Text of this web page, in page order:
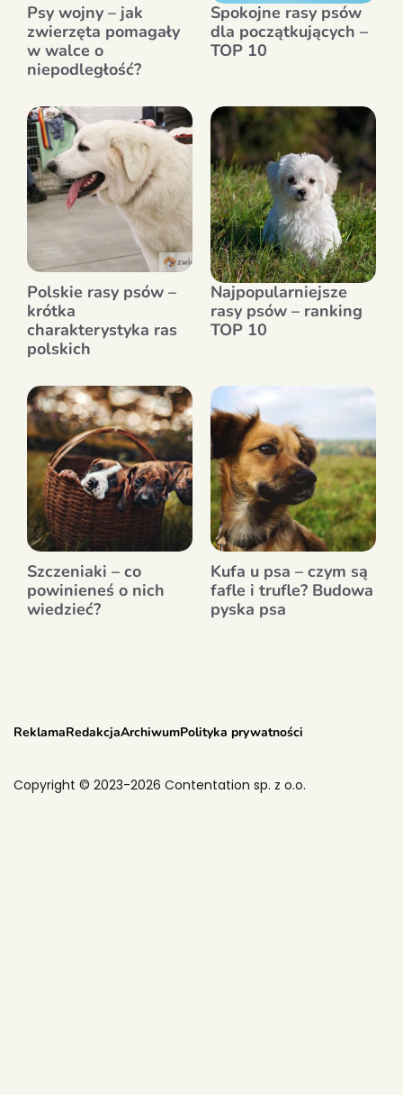
Psy wojny – jak
zwierzęta pomagały
w walce o
niepodległość?
Spokojne rasy psów
dla początkujących –
TOP 10
Polskie rasy psów –
krótka
charakterystyka ras
polskich
Najpopularniejsze
rasy psów – ranking
TOP 10
Szczeniaki – co
powinieneś o nich
wiedzieć?
Kufa u psa – czym są
fafle i trufle? Budowa
pyska psa
ReklamaRedakcjaArchiwumPolityka prywatności
Copyright © 2023-2026 Contentation sp. z o.o.